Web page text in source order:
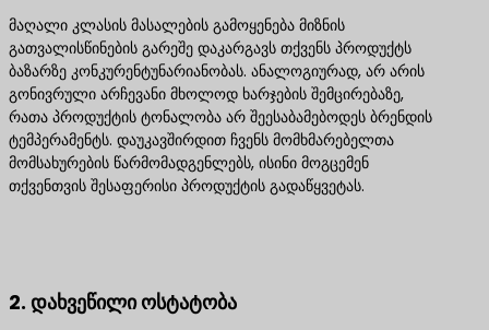
მაღალი კლასის მასალების გამოყენება მიზნის
გათვალისწინების გარეშე დაკარგავს თქვენს პროდუქტს
ბაზარზე კონკურენტუნარიანობას. ანალოგიურად, არ არის
გონივრული არჩევანი მხოლოდ ხარჯების შემცირებაზე,
რათა პროდუქტის ტონალობა არ შეესაბამებოდეს ბრენდის
ტემპერამენტს. დაუკავშირდით ჩვენს მომხმარებელთა
მომსახურების წარმომადგენლებს, ისინი მოგცემენ
თქვენთვის შესაფერისი პროდუქტის გადაწყვეტას.
2. დახვეწილი ოსტატობა